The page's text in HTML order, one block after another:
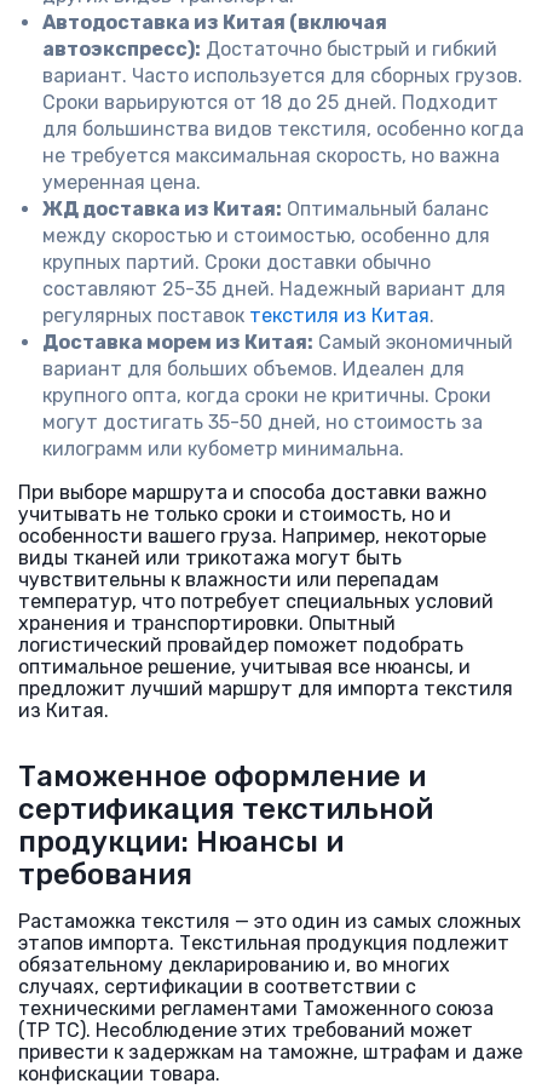
Автодоставка из Китая (включая
автоэкспресс): Достаточно быстрый и гибкий
вариант. Часто используется для сборных грузов.
Сроки варьируются от 18 до 25 дней. Подходит
для большинства видов текстиля, особенно когда
не требуется максимальная скорость, но важна
умеренная цена.
ЖД доставка из Китая: Оптимальный баланс
между скоростью и стоимостью, особенно для
крупных партий. Сроки доставки обычно
составляют 25-35 дней. Надежный вариант для
регулярных поставок текстиля из Китая.
Доставка морем из Китая: Самый экономичный
вариант для больших объемов. Идеален для
крупного опта, когда сроки не критичны. Сроки
могут достигать 35-50 дней, но стоимость за
килограмм или кубометр минимальна.
При выборе маршрута и способа доставки важно
учитывать не только сроки и стоимость, но и
особенности вашего груза. Например, некоторые
виды тканей или трикотажа могут быть
чувствительны к влажности или перепадам
температур, что потребует специальных условий
хранения и транспортировки. Опытный
логистический провайдер поможет подобрать
оптимальное решение, учитывая все нюансы, и
предложит лучший маршрут для импорта текстиля
из Китая.
Таможенное оформление и
сертификация текстильной
продукции: Нюансы и
требования
Растаможка текстиля — это один из самых сложных
этапов импорта. Текстильная продукция подлежит
обязательному декларированию и, во многих
случаях, сертификации в соответствии с
техническими регламентами Таможенного союза
(ТР ТС). Несоблюдение этих требований может
привести к задержкам на таможне, штрафам и даже
конфискации товара.